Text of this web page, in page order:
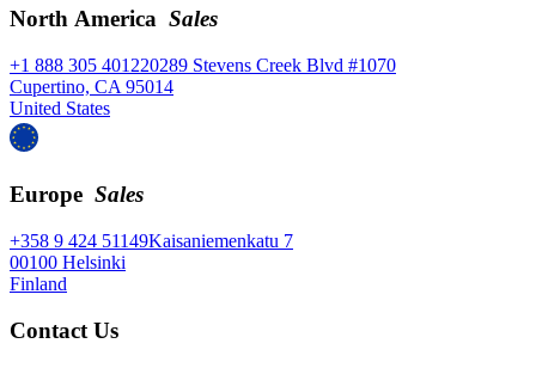
North America Sales
+1 888 305 401220289 Stevens Creek Blvd #1070
Cupertino, CA 95014
United States
Europe Sales
+358 9 424 51149Kaisaniemenkatu 7
00100 Helsinki
Finland
Contact Us